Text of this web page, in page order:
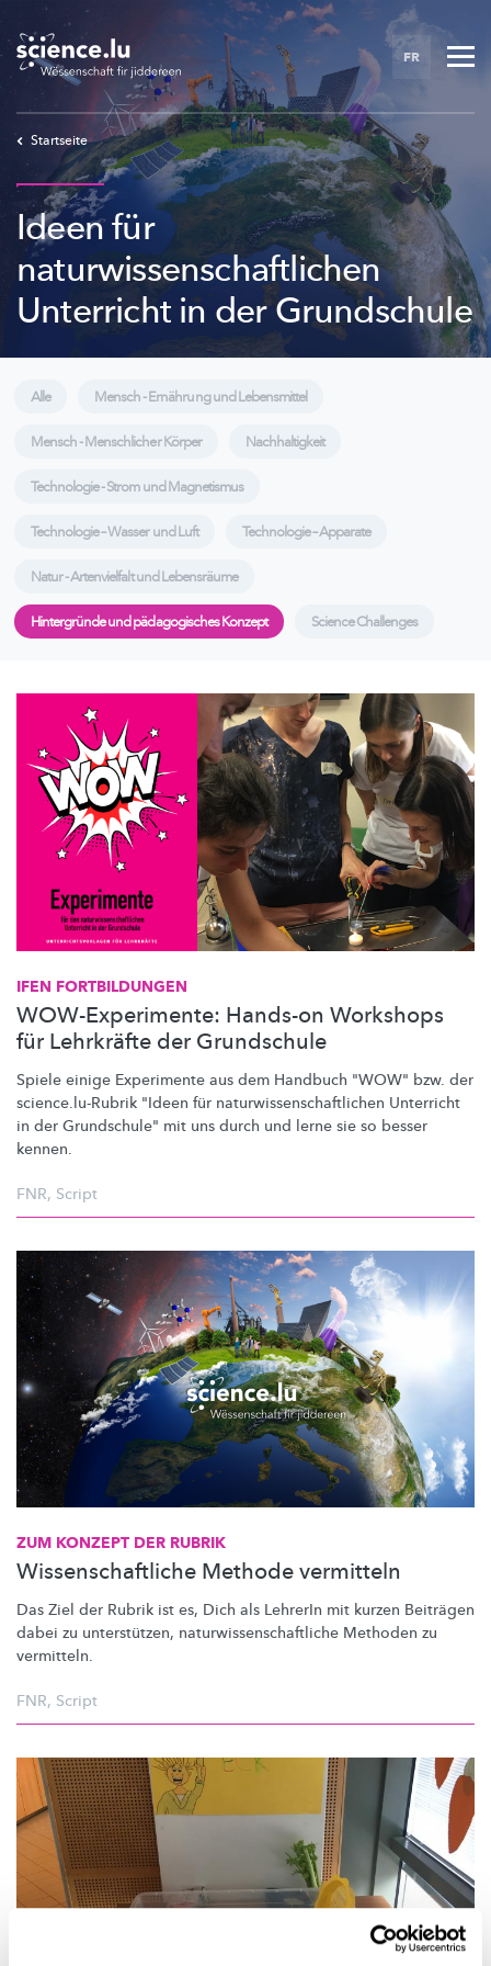
to
main
content
FR
Startseite
Ideen für
naturwissenschaftlichen
Unterricht in der Grundschule
Alle Mensch - Ernährung und Lebensmittel
Mensch - Menschlicher Körper Nachhaltigkeit
Technologie - Strom und Magnetismus
Technologie – Wasser und Luft Technologie – Apparate
Natur - Artenvielfalt und Lebensräume
Hintergründe und pädagogisches Konzept Science Challenges
IFEN FORTBILDUNGEN
WOW-Experimente: Hands-on Workshops
für Lehrkräfte der Grundschule
Spiele einige Experimente aus dem Handbuch "WOW" bzw. der
science.lu-Rubrik "Ideen für naturwissenschaftlichen Unterricht
in der Grundschule" mit uns durch und lerne sie so besser
kennen.
FNR, Script
ZUM KONZEPT DER RUBRIK
Wissenschaftliche Methode vermitteln
Das Ziel der Rubrik ist es, Dich als LehrerIn mit kurzen Beiträgen
dabei zu unterstützen, naturwissenschaftliche Methoden zu
vermitteln.
FNR, Script